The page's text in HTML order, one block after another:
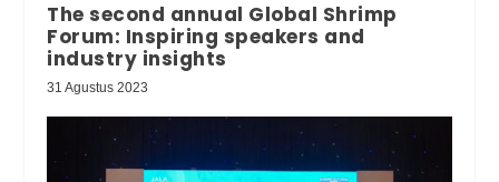
The second annual Global Shrimp
Forum: Inspiring speakers and
industry insights
31 Agustus 2023